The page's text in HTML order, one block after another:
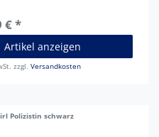
€ *
Artikel anzeigen
zzgl.Versandkosten
Polizistin schwarz